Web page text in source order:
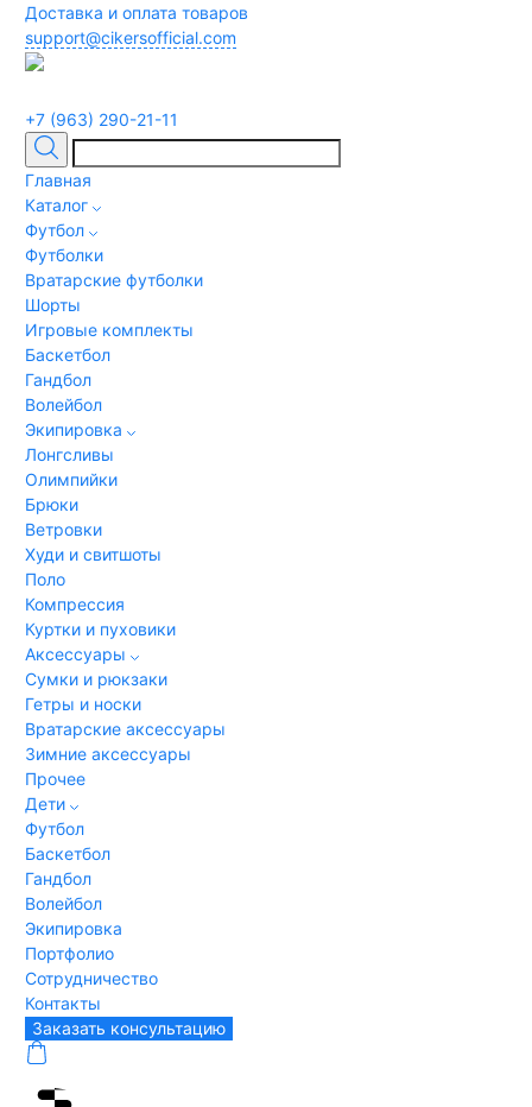
Доставка и оплата товаров
support@cikersofficial.com
+7 (963) 290-21-11
Главная
Каталог
Футбол
Футболки
Вратарские футболки
Шорты
Игровые комплекты
Баскетбол
Гандбол
Волейбол
Экипировка
Лонгсливы
Олимпийки
Брюки
Ветровки
Худи и свитшоты
Поло
Компрессия
Куртки и пуховики
Аксессуары
Сумки и рюкзаки
Гетры и носки
Вратарские аксессуары
Зимние аксессуары
Прочее
Дети
Футбол
Баскетбол
Гандбол
Волейбол
Экипировка
Портфолио
Сотрудничество
Контакты
Заказать консультацию